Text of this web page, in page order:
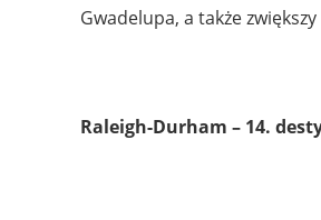
Gwadelupa, a także
Raleigh-Durham – 14.